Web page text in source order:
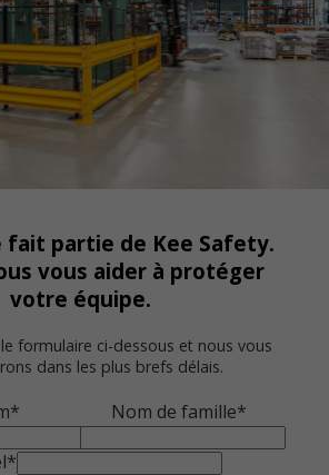
fait partie de Kee Safety.
vous aider à protéger
votre équipe.
formulaire ci-dessous et nous vous
dans les plus brefs délais.
Nom de famille*